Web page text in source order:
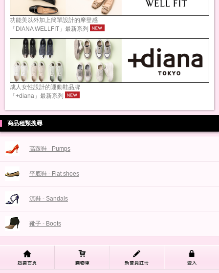
功能美以外加上簡單設計的摩登感
「DIANA WELLFIT」最新系列
成人女性設計的運動鞋品牌
「+diana」最新系列
商品種類搜尋
高跟鞋 - Pumps
平底鞋 - Flat shoes
涼鞋 - Sandals
靴子 - Boots